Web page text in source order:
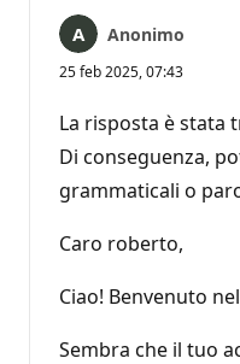
Anonimo
25 feb 2025, 07:43
La risposta è stata
Di conseguenza,
grammaticali o
Caro roberto,
Ciao! Benvenuto
Sembra che il tuo